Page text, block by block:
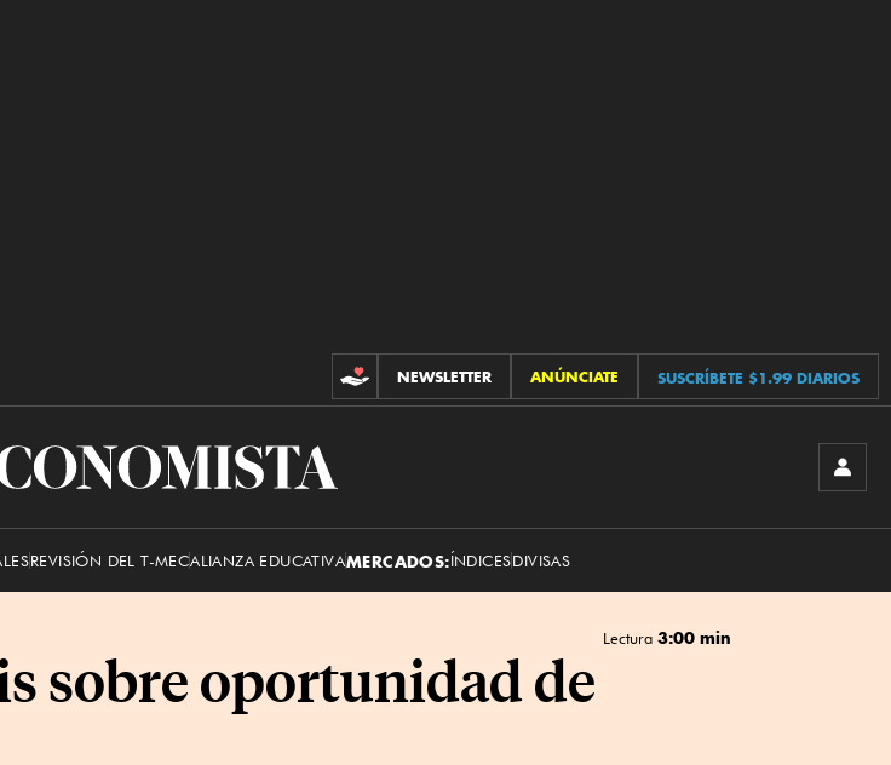
CONTRIBUCIONES
NEWSLETTER ANÚNCIATE SUSCRÍBETE $1.99 DIARIOS
El
REVISIÓN DEL T-MECALIANZA EDUCATIVAMERCADOS:ÍNDICESDIVISAS
Lectura 3:00 min
sobre oportunidad de